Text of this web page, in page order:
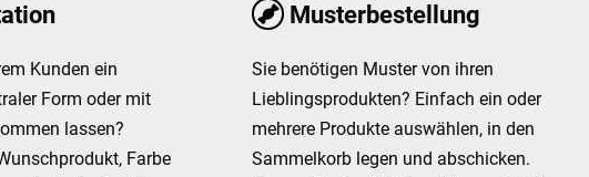
Kunden ein
Form oder mit
lassen?
Farbe
Musterbestellung
Sie benötigen Muster von ihren
Lieblingsprodukten? Einfach ein oder
mehrere Produkte auswählen, in den
Sammelkorb legen und abschicken.